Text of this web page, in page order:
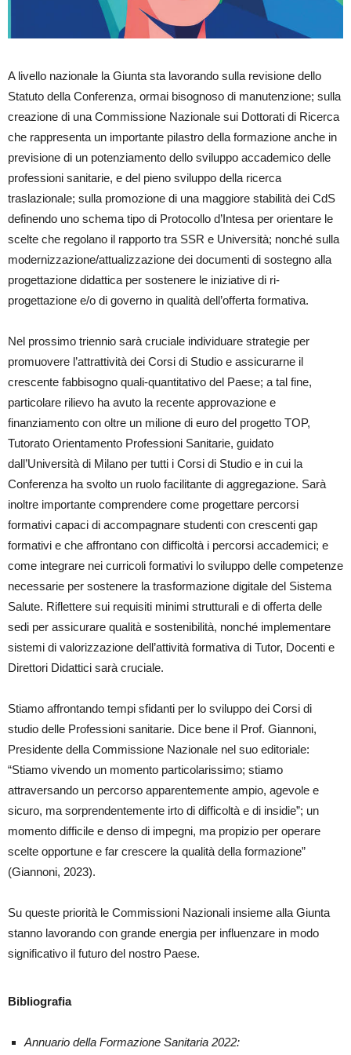
A livello nazionale la Giunta sta lavorando sulla revisione dello
Statuto della Conferenza, ormai bisognoso di manutenzione; sulla
creazione di una Commissione Nazionale sui Dottorati di Ricerca
che rappresenta un importante pilastro della formazione anche in
previsione di un potenziamento dello sviluppo accademico delle
professioni sanitarie, e del pieno sviluppo della ricerca
traslazionale; sulla promozione di una maggiore stabilità dei CdS
definendo uno schema tipo di Protocollo d’Intesa per orientare le
scelte che regolano il rapporto tra SSR e Università; nonché sulla
modernizzazione/attualizzazione dei documenti di sostegno alla
progettazione didattica per sostenere le iniziative di ri-
progettazione e/o di governo in qualità dell’offerta formativa.
Nel prossimo triennio sarà cruciale individuare strategie per
promuovere l’attrattività dei Corsi di Studio e assicurarne il
crescente fabbisogno quali-quantitativo del Paese; a tal fine,
particolare rilievo ha avuto la recente approvazione e
finanziamento con oltre un milione di euro del progetto TOP,
Tutorato Orientamento Professioni Sanitarie, guidato
dall’Università di Milano per tutti i Corsi di Studio e in cui la
Conferenza ha svolto un ruolo facilitante di aggregazione. Sarà
inoltre importante comprendere come progettare percorsi
formativi capaci di accompagnare studenti con crescenti gap
formativi e che affrontano con difficoltà i percorsi accademici; e
come integrare nei curricoli formativi lo sviluppo delle competenze
necessarie per sostenere la trasformazione digitale del Sistema
Salute. Riflettere sui requisiti minimi strutturali e di offerta delle
sedi per assicurare qualità e sostenibilità, nonché implementare
sistemi di valorizzazione dell’attività formativa di Tutor, Docenti e
Direttori Didattici sarà cruciale.
Stiamo affrontando tempi sfidanti per lo sviluppo dei Corsi di
studio delle Professioni sanitarie. Dice bene il Prof. Giannoni,
Presidente della Commissione Nazionale nel suo editoriale:
“Stiamo vivendo un momento particolarissimo; stiamo
attraversando un percorso apparentemente ampio, agevole e
sicuro, ma sorprendentemente irto di difficoltà e di insidie”; un
momento difficile e denso di impegni, ma propizio per operare
scelte opportune e far crescere la qualità della formazione”
(Giannoni, 2023).
Su queste priorità le Commissioni Nazionali insieme alla Giunta
stanno lavorando con grande energia per influenzare in modo
significativo il futuro del nostro Paese.
Bibliografia
Annuario della Formazione Sanitaria 2022: